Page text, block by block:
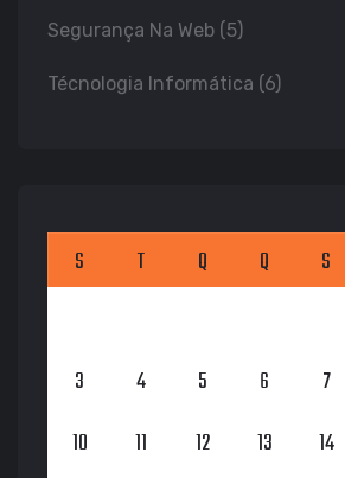
Segurança Na Web (5)
Técnologia Informática (6)
S T Q Q S
3
4 5 6 7
10
11 12 13 14